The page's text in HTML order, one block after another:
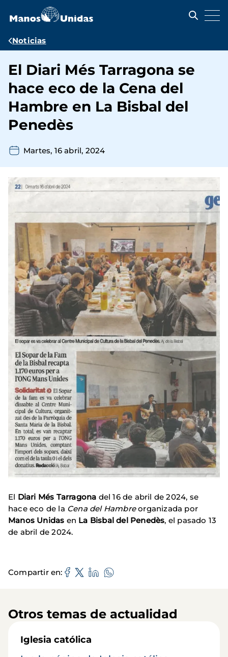
contenido
Ruta
navegación
Noticias
El Diari Més Tarragona se
hace eco de la Cena del
Hambre en La Bisbal del
Penedès
Martes, 16 abril, 2024
El Diari Més Tarragona del 16 de abril de 2024, se
hace eco de la Cena del Hambreorganizada por
Manos Unidas en La Bisbal del Penedès, el pasado 13
de abril de 2024.
Compartir en
Otros temas de actualidad
Iglesia católica